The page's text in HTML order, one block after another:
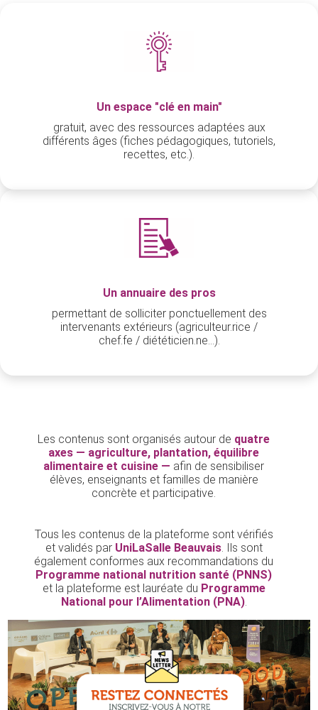
Un espace "clé en main"
gratuit, avec des ressources adaptées aux
différents âges (fiches pédagogiques, tutoriels,
recettes, etc.).
Un annuaire des pros
permettant de solliciter ponctuellement des
intervenants extérieurs (agriculteur.rice /
chef.fe / diététicien.ne...).
Les contenus sont organisés autour de quatre
axes — agriculture, plantation, équilibre
alimentaire et cuisine — afin de sensibiliser
élèves, enseignants et familles de manière
concrète et participative.
Tous les contenus de la plateforme sont vérifiés
et validés par UniLaSalle Beauvais. Ils sont
également conformes aux recommandations du
Programme national nutrition santé (PNNS)
et la plateforme est lauréate du Programme
National pour l’Alimentation (PNA).